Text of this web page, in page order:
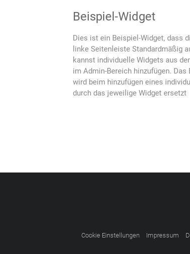
Beispiel-Widget
Dies ist ein Beispiel-Widget, dass
linke Seitenleiste Standardmäßig
kannst individuelle Widgets aus
im Admin-Bereich hinzufügen. Das
wird beim hinzufügen eines
durch das jeweilige Widget ersetzt
Cookie Einstellungen Impressum